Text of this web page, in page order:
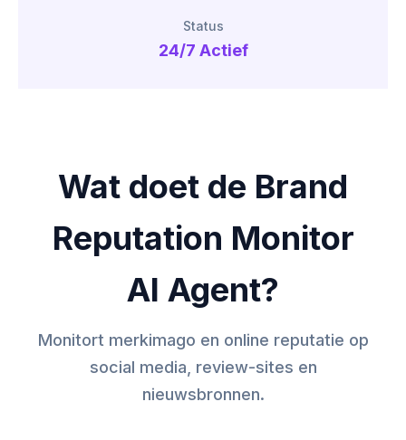
Status
24/7 Actief
Wat doet de Brand
Reputation Monitor
AI Agent?
Monitort merkimago en online reputatie op
social media, review-sites en
nieuwsbronnen.